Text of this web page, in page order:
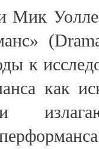
Мик
(
к
как